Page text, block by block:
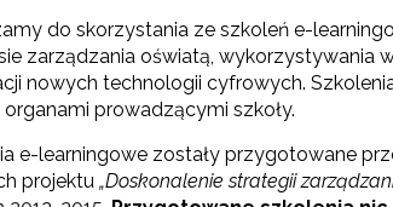
"Doradztwo zawodowe – przygotowanie trenerów"
"Efektywne doradztwo edukacyjno-zawodowe"
"Opracowanie modelu SCWEW"
do skorzystania ze szkoleń e-
zarządzania oświatą, wykorzystywania
nowych technologii cyfrowych.
prowadzącymi szkoły.
e-learningowe zostały przygotowane
projektu „Doskonalenie strategii